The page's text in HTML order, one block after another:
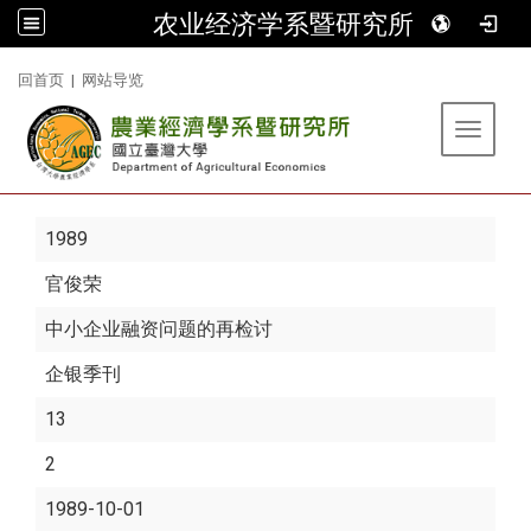
农业经济学系暨研究所
回首页 | 网站导览
Toggle
1989
官俊荣
中小企业融资问题的再检讨
企银季刊
13
2
1989-10-01